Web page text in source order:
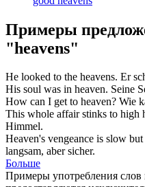
Примеры
"heavens"
He looked to the heavens. Er
His soul was in heaven. Seine
How can I get to heaven? Wie
This whole affair stinks to high
Himmel.
Heaven's vengeance is slow but
langsam, aber sicher.
Больше
Примеры употребления слов